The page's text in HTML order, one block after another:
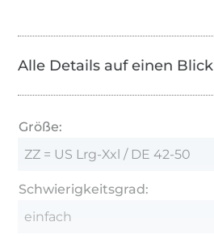
Alle Details auf einen Blick
Größe:
ZZ = US Lrg-Xxl / DE 42-50
Schwierigkeitsgrad:
einfach